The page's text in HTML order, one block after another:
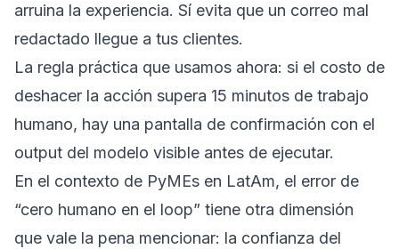
arruina la experiencia. Sí evita que un correo mal
redactado llegue a tus clientes.
La regla práctica que usamos ahora: si el costo de
deshacer la acción supera 15 minutos de trabajo
humano, hay una pantalla de confirmación con el
output del modelo visible antes de ejecutar.
En el contexto de PyMEs en LatAm, el error de
“cero humano en el loop” tiene otra dimensión
que vale la pena mencionar: la confianza del